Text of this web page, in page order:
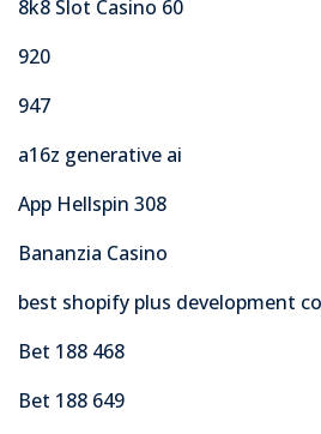
8k8 Slot Casino 60
920
947
a16z generative ai
App Hellspin 308
Bananzia Casino
best shopify plus development
Bet 188 468
Bet 188 649